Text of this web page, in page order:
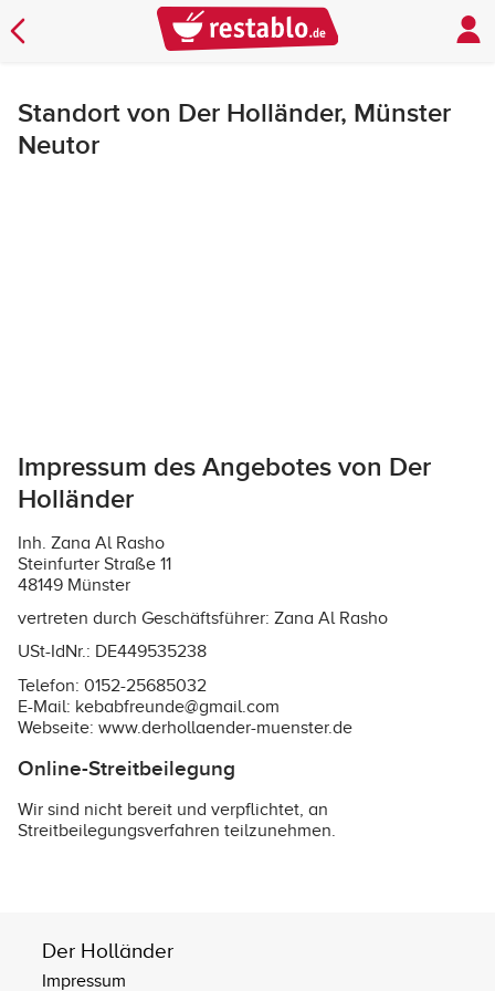
Standort von Der Holländer, Münster
Neutor
Impressum des Angebotes von Der
Holländer
Inh. Zana Al Rasho
Steinfurter Straße 11
48149 Münster
vertreten durch Geschäftsführer: Zana Al Rasho
USt-IdNr.: DE449535238
Telefon: 0152-25685032
E-Mail: kebabfreunde@gmail.com
Webseite: www.derhollaender-muenster.de
Online-Streitbeilegung
Wir sind nicht bereit und verpflichtet, an
Streitbeilegungsverfahren teilzunehmen.
Der Holländer
Impressum